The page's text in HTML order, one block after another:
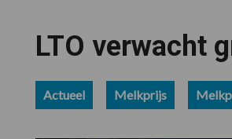
LTO verwacht
Actueel Melkprijs